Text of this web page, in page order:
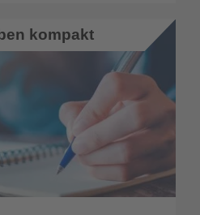
kompakt